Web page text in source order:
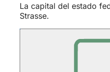
La capital del estado
Strasse.